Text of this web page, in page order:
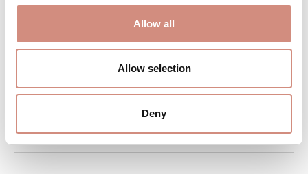
Allow all
Allow selection
Deny
MATERIAL
PFLEGEHINWEISE
HERSTELLERANGABEN